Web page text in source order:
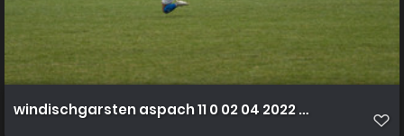
windischgarsten aspach 11 0 02 04 2022 30